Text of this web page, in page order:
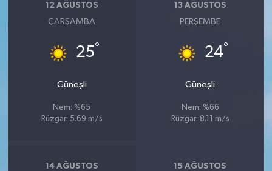
12 AĞUSTOS
ÇARŞAMBA
25°
Güneşli
Nem: %65
Rüzgar: 5.69 m/s
13 AĞUSTOS
PERŞEMBE
24°
Güneşli
Nem: %66
Rüzgar: 8.11 m/s
14 AĞUSTOS 15 AĞUSTOS